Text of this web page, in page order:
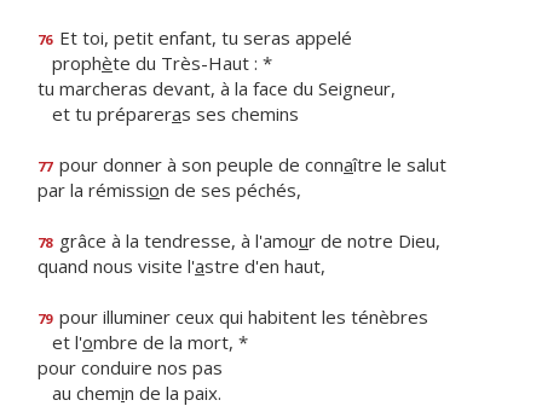
76 Et toi, petit enfant, tu seras appelé
prophète du Très-Haut : *
tu marcheras devant, à la face du Seigneur,
et tu prépareras ses chemins
77 pour donner à son peuple de connaître le salut
par la rémission de ses péchés,
78 grâce à la tendresse, à l'amour de notre Dieu,
quand nous visite l'astre d'en haut,
79 pour illuminer ceux qui habitent les ténèbres
et l'ombre de la mort, *
pour conduire nos pas
au chemin de la paix.